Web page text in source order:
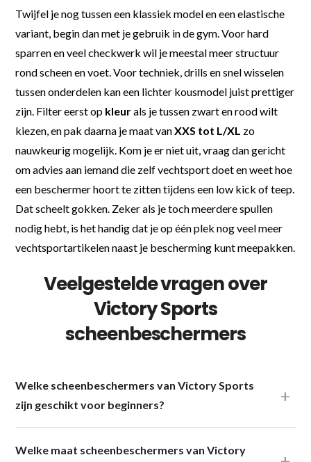
Twijfel je nog tussen een klassiek model en een elastische
variant, begin dan met je gebruik in de gym. Voor hard
sparren en veel checkwerk wil je meestal meer structuur
rond scheen en voet. Voor techniek, drills en snel wisselen
tussen onderdelen kan een lichter kousmodel juist prettiger
zijn. Filter eerst op kleurals je tussen zwart en rood wilt
kiezen, en pak daarna je maat vanXXS tot L/XL zo
nauwkeurig mogelijk. Kom je er niet uit, vraag dan gericht
om advies aan iemand die zelf vechtsport doet en weet hoe
een beschermer hoort te zitten tijdens een low kick of teep.
Dat scheelt gokken. Zeker als je toch meerdere spullen
nodig hebt, is het handig dat je op één plek nog veel meer
vechtsportartikelen naast je bescherming kunt meepakken.
Veelgestelde vragen over
Victory Sports
scheenbeschermers
Welke scheenbeschermers van Victory Sports
zijn geschikt voor beginners?
Welke maat scheenbeschermers van Victory